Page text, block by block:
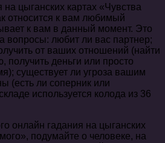
цыганских картах «Чувства
относится к вам любимый
к вам в данный момент. Это
вопросы: любит ли вас партнер;
от ваших отношений (найти
получить деньги или просто
существует ли угроза вашим
(есть ли соперник или
используется колода из 36
онлайн гадания на цыганских
подумайте о человеке, на